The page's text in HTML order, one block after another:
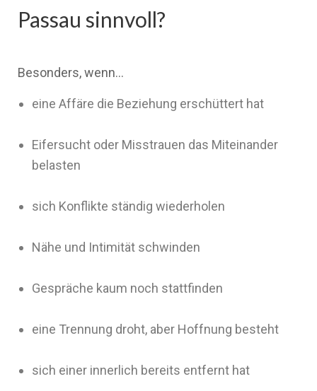
Passau sinnvoll?
Besonders, wenn…
eine Affäre die Beziehung erschüttert hat
Eifersucht oder Misstrauen das Miteinander
belasten
sich Konflikte ständig wiederholen
Nähe und Intimität schwinden
Gespräche kaum noch stattfinden
eine Trennung droht, aber Hoffnung besteht
sich einer innerlich bereits entfernt hat